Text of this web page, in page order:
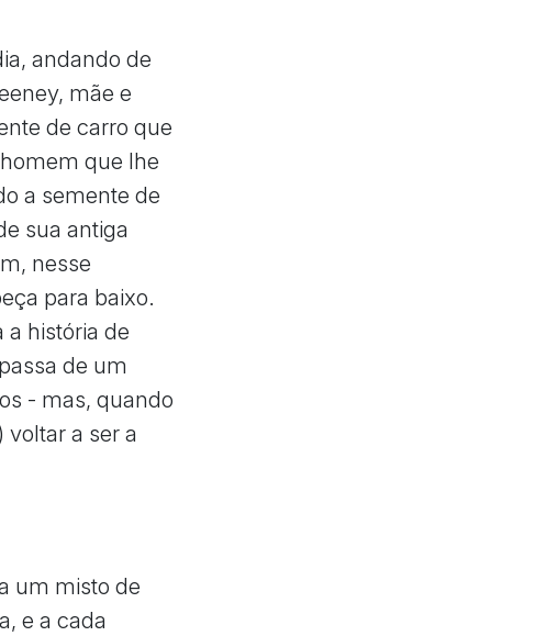
andando de
mãe e
de carro que
que lhe
a semente de
sua antiga
nesse
para baixo.
a história de
de um
- mas, quando
a ser a
um misto de
e a cada